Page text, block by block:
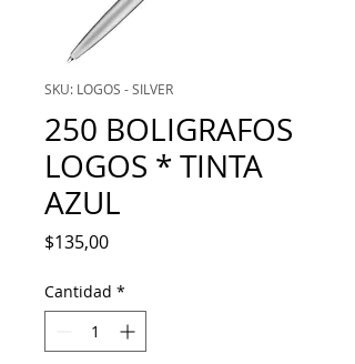
SKU: LOGOS - SILVER
250 BOLIGRAFOS
LOGOS * TINTA
AZUL
$135,00Precio
Cantidad *